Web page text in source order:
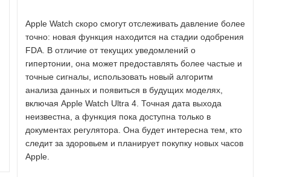
Apple Watch скоро смогут отслеживать давление более
точно: новая функция находится на стадии одобрения
FDA. В отличие от текущих уведомлений о
гипертонии, она может предоставлять более частые и
точные сигналы, использовать новый алгоритм
анализа данных и появиться в будущих моделях,
включая Apple Watch Ultra 4. Точная дата выхода
неизвестна, а функция пока доступна только в
документах регулятора. Она будет интересна тем, кто
следит за здоровьем и планирует покупку новых часов
Apple.